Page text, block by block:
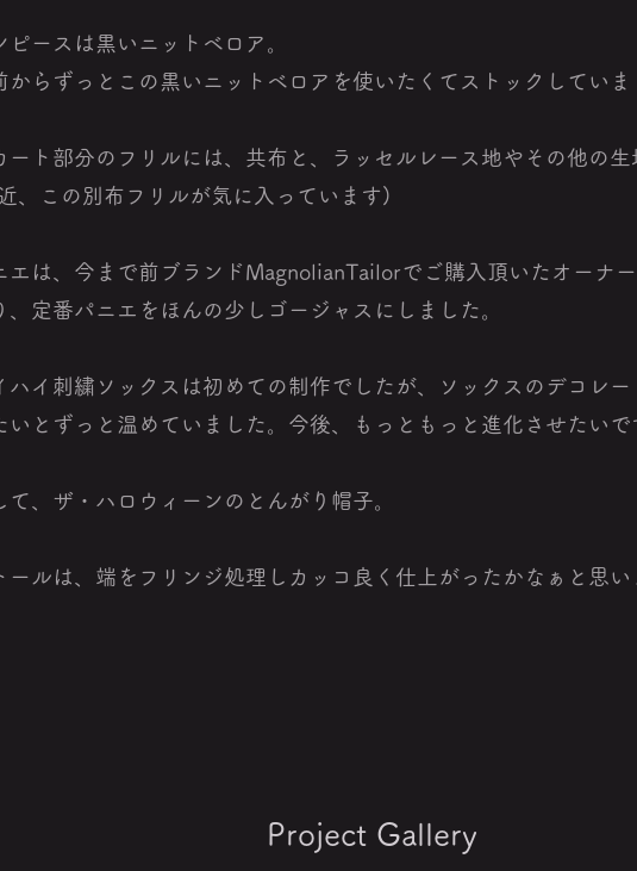
ピースは黒いニットベロア。
からずっとこの黒いニットベロアを使いたくてストックしていま
ート部分のフリルには、共布と、ラッセルレース地やその他の
、この別布フリルが気に入っています)
エは、今まで前ブランドMagnolianTailorでご購入頂いたオーナ
、定番パニエをほんの少しゴージャスにしました。
ハイ刺繍ソックスは初めての制作でしたが、ソックスのデコレ
いとずっと温めていました。今後、もっともっと進化させたいで
て、ザ・ハロウィーンのとんがり帽子。
ールは、端をフリンジ処理しカッコ良く仕上がったかなぁと思い
Project Gallery